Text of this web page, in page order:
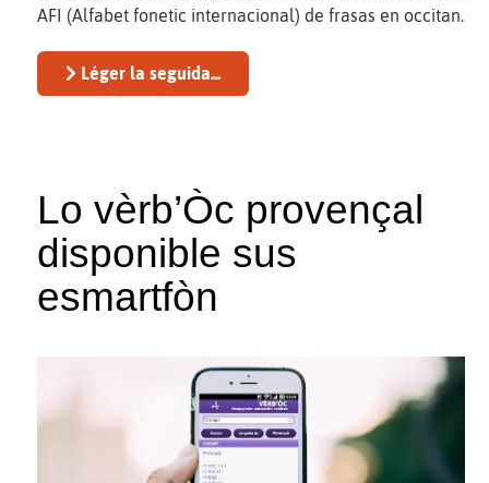
AFI (Alfabet fonetic internacional) de frasas en occitan.
Léger la seguida...
Lo vèrb’Òc provençal
disponible sus
esmartfòn